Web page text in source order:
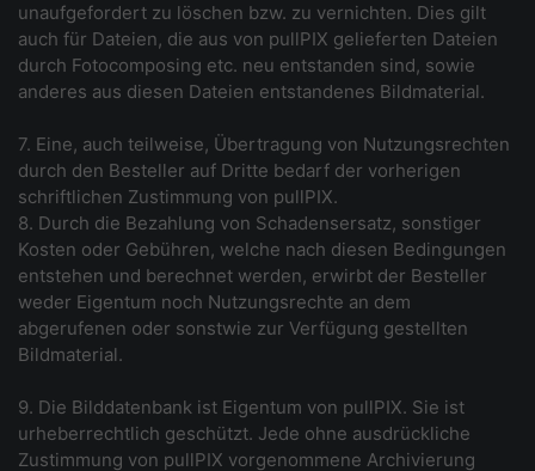
unaufgefordert zu löschen bzw. zu vernichten. Dies gilt
auch für Dateien, die aus von pullPIX gelieferten Dateien
durch Fotocomposing etc. neu entstanden sind, sowie
anderes aus diesen Dateien entstandenes Bildmaterial.
7. Eine, auch teilweise, Übertragung von Nutzungsrechten
durch den Besteller auf Dritte bedarf der vorherigen
schriftlichen Zustimmung von pullPIX.
8. Durch die Bezahlung von Schadensersatz, sonstiger
Kosten oder Gebühren, welche nach diesen Bedingungen
entstehen und berechnet werden, erwirbt der Besteller
weder Eigentum noch Nutzungsrechte an dem
abgerufenen oder sonstwie zur Verfügung gestellten
Bildmaterial.
9. Die Bilddatenbank ist Eigentum von pullPIX. Sie ist
urheberrechtlich geschützt. Jede ohne ausdrückliche
Zustimmung von pullPIX vorgenommene Archivierung